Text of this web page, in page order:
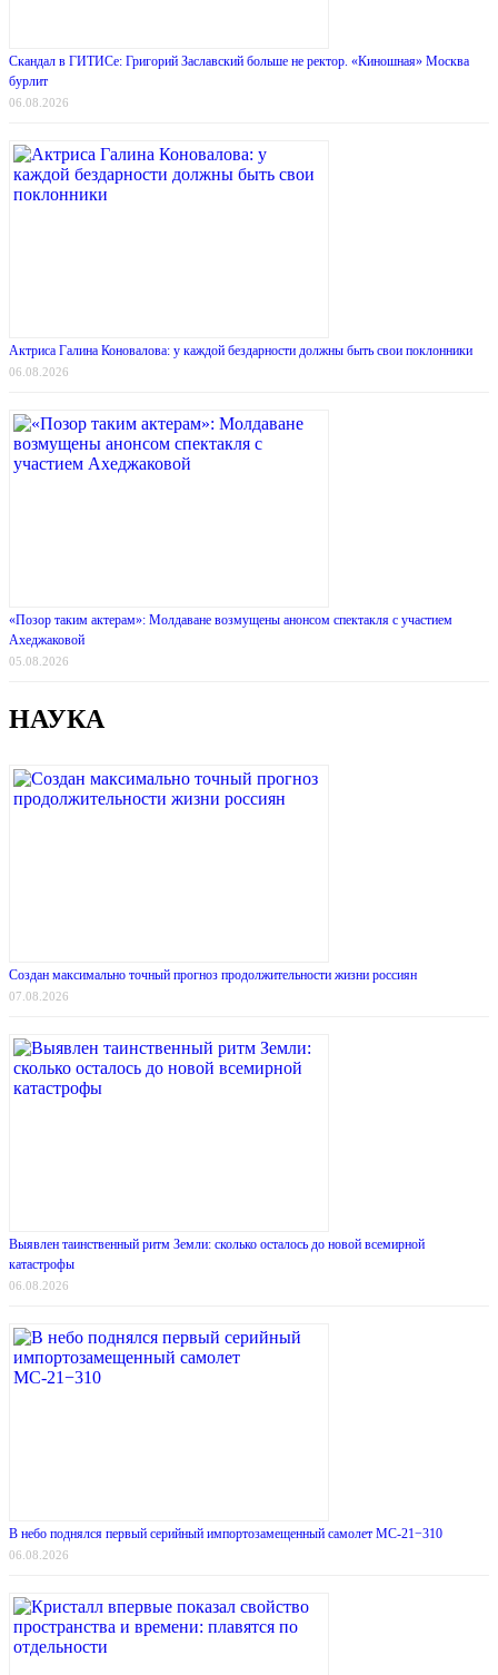
Скандал в ГИТИСе: Григорий Заславский больше не ректор. «Киношная» Москва
бурлит
06.08.2026
Актриса Галина Коновалова: у каждой бездарности должны быть свои поклонники
06.08.2026
«Позор таким актерам»: Молдаване возмущены анонсом спектакля с участием
Ахеджаковой
05.08.2026
НАУКА
Создан максимально точный прогноз продолжительности жизни россиян
07.08.2026
Выявлен таинственный ритм Земли: сколько осталось до новой всемирной
катастрофы
06.08.2026
В небо поднялся первый серийный импортозамещенный самолет МС-21−310
06.08.2026